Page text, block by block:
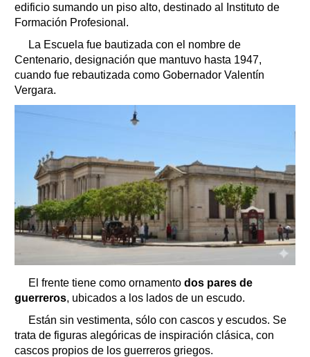
edificio sumando un piso alto, destinado al Instituto de
Formación Profesional.
La Escuela fue bautizada con el nombre de
Centenario, designación que mantuvo hasta 1947,
cuando fue rebautizada como Gobernador Valentín
Vergara.
El frente tiene como ornamento dos pares de
guerreros, ubicados a los lados de un escudo.
Están sin vestimenta, sólo con cascos y escudos. Se
trata de figuras alegóricas de inspiración clásica, con
cascos propios de los guerreros griegos.